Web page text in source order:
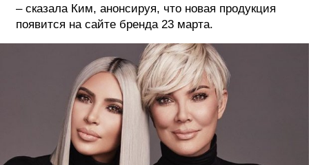
– сказала Ким, анонсируя, что новая продукция
появится на сайте бренда 23 марта.